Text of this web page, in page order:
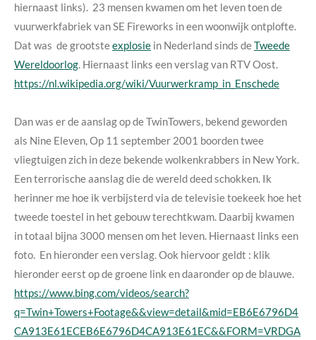
hiernaast links). 23 mensen kwamen om het leven toen de
vuurwerkfabriek van SE Fireworks in een woonwijk ontplofte.
Dat was de grootsteexplosie in Nederland sinds deTweede
Wereldoorlog. Hiernaast links een verslag van RTV Oost.
https://nl.wikipedia.org/wiki/Vuurwerkramp_in_Enschede
Dan was er de aanslag op de TwinTowers, bekend geworden
als Nine Eleven, Op 11 september 2001 boorden twee
vliegtuigen zich in deze bekende wolkenkrabbers in New York.
Een terrorische aanslag die de wereld deed schokken. Ik
herinner me hoe ik verbijsterd via de televisie toekeek hoe het
tweede toestel in het gebouw terechtkwam. Daarbij kwamen
in totaal bijna 3000 mensen om het leven. Hiernaast links een
foto. En hieronder een verslag. Ook hiervoor geldt : klik
hieronder eerst op de groene link en daaronder op de blauwe.
https://www.bing.com/videos/search?
q=Twin+Towers+Footage&&view=detail&mid=EB6E6796D4
CA913E61ECEB6E6796D4CA913E61EC&&FORM=VRDGA